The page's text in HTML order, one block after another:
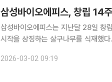
삼성바이오에피스, 창립 14
삼성바이오에피스는 지난달 28일 창
시작을 상징하는 살구나무를 식재했다. 2일 삼성바이오에피스에 따르면 27일 기념행사에서는
2026-03-02 09:19